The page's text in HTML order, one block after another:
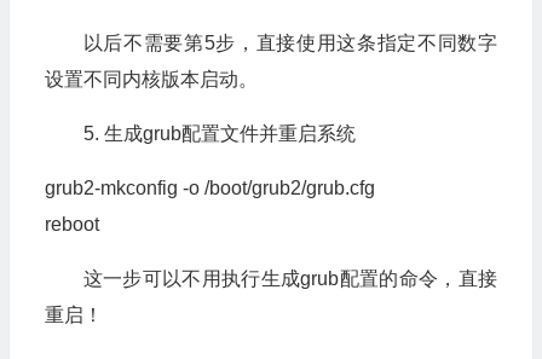
以后不需要第5步，直接使用这条指定不同数字
设置不同内核版本启动。
5. 生成grub配置文件并重启系统
grub2-mkconfig -o /boot/grub2/grub.cfg
reboot
这一步可以不用执行生成grub配置的命令，直接
重启！